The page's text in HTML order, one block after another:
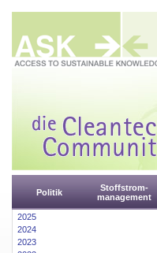
Politik
Stoffstrom-
management
2025
2024
2023